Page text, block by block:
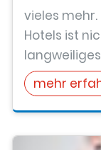
vieles
Hotels ist
mehr